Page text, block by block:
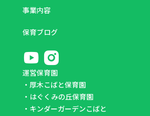
事業内容
保育ブログ
運営保育園
・ 厚木こばと保育園
・ はぐくみの丘保育園
・ キンダーガーデンこばと